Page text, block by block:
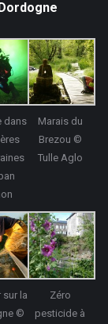
dans
Marais du
Brezou ©
Tulle Aglo
sur la
©
Zéro
pesticide à